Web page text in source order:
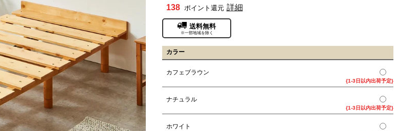
138
ポイント還元 詳細
送料無料
※一部地域を除く
カラー
カフェブラウン
{1-3日以内出荷予定}
ナチュラル
{1-3日以内出荷予定}
ホワイト